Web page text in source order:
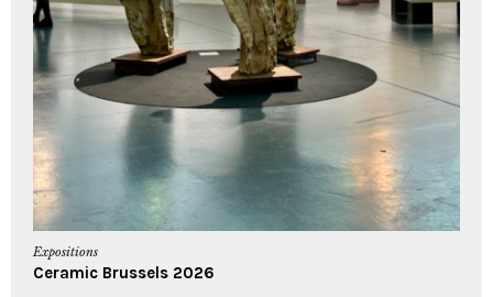
Expositions
Ceramic Brussels 2026